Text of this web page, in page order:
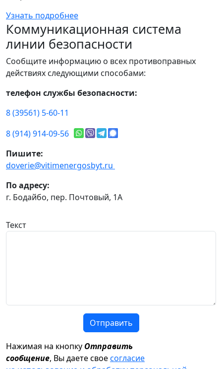
Узнать подробнее
Коммуникационная система
линии безопасности
Сообщите информацию о всех противоправных
действиях следующими способами:
телефон службы безопасности:
8 (39561) 5-60-11
8 (914) 914-09-56
Пишите:
doverie@vitimenergosbyt.ru
По адресу:
г. Бодайбо, пер. Почтовый, 1А
Текст
Отправить
Нажимая на кнопку Отправить
сообщение, Вы даете своесогласие